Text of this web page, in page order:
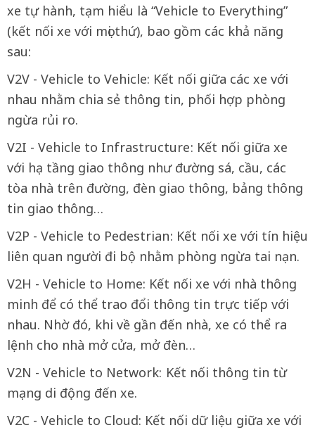
xe tự hành, tạm hiểu là “Vehicle to Everything”
(kết nối xe với mọi thứ), bao gồm các khả năng
sau:
V2V - Vehicle to Vehicle: Kết nối giữa các xe với
nhau nhằm chia sẻ thông tin, phối hợp phòng
ngừa rủi ro.
V2I - Vehicle to Infrastructure : Kết nối giữa xe
với hạ tầng giao thông như đường sá, cầu, các
tòa nhà trên đường, đèn giao thông, bảng thông
tin giao thông…
V2P - Vehicle to Pedestrian : Kết nối xe với tín hiệu
liên quan người đi bộ nhằm phòng ngừa tai nạn.
V2H - Vehicle to Home: Kết nối xe với nhà thông
minh để có thể trao đổi thông tin trực tiếp với
nhau. Nhờ đó, khi về gần đến nhà, xe có thể ra
lệnh cho nhà mở cửa, mở đèn…
V2N - Vehicle to Network: Kết nối thông tin từ
mạng di động đến xe.
V2C - Vehicle to Cloud: Kết nối dữ liệu giữa xe với